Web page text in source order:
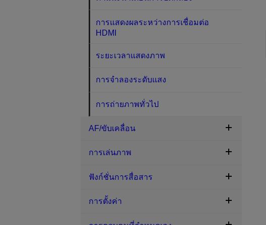
การแสดงผลระหว่างการเชื่อมต่อ
HDMI
ระยะเวลาแสดงภาพ
การจำลองระดับแสง
การถ่ายภาพทั่วไป
AF/ขับเคลื่อน
การเล่นภาพ
ฟังก์ชั่นการสื่อสาร
การตั้งค่า